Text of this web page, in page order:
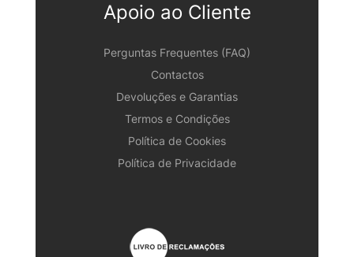
Apoio ao Cliente
Perguntas Frequentes (FAQ)
Contactos
Devoluções e Garantias
Termos e Condições
Política de Cookies
Política de Privacidade